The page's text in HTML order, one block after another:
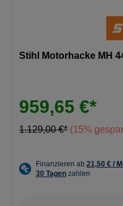
Stihl Motorhacke MH
959,65 €*
1.129,00 €* (15%